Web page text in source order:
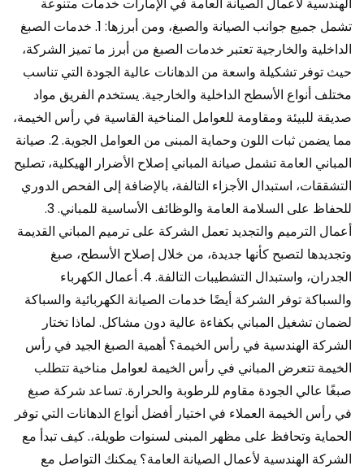
الهندسية لأعمال الصيانة العامة في الإمارات خدمات متنوعة
تشمل جميع جوانب الصيانة والصبغ، ومن أبرزها: 1. خدمات الصبغ
الداخلية والخارجية تعتبر خدمات الصبغ من أبرز ما تميز الشركة،
حيث توفر تشكيلة واسعة من الدهانات عالية الجودة التي تناسب
مختلف أنواع الأسطح الداخلية والخارجية. يستخدم الفريق مواد
صديقة للبيئة ومقاومة للعوامل المناخية القاسية في رأس الخيمة،
مما يضمن ثبات اللون وحماية المبنى من العوامل الجوية. 2. صيانة
المباني العامة تشمل صيانة المباني إصلاح الأضرار الهيكلية، تصليح
التشققات، استبدال الأجزاء التالفة، بالإضافة إلى الفحص الدوري
للحفاظ على السلامة العامة والوظائف الأساسية للمباني. 3.
أعمال الترميم والتجديد تعمل الشركة على ترميم المباني القديمة
وتجديدها لتصبح كأنها جديدة، من خلال إصلاح الأسطح، صبغ
الجدران، واستبدال التشطيبات التالفة. 4. أعمال الكهرباء
والسباكة توفر الشركة أيضًا خدمات الصيانة الكهربائية والسباكة
لضمان تشغيل المباني بكفاءة عالية دون مشاكل. لماذا تختار
الشركة الهندسية في رأس الخيمة؟ أهمية الصبغ الجيد في رأس
الخيمة تتعرض المباني في رأس الخيمة لعوامل مناخية تتطلب
صبغًا عالي الجودة مقاوم للرطوبة والحرارة. تساعد شركة صبغ
في رأس الخيمة العملاء في اختيار أفضل أنواع الدهانات التي توفر
الحماية وتحافظ على مظهر المبنى لسنوات طويلة،. كيف تبدأ مع
الشركة الهندسية لأعمال الصيانة العامة؟ يمكنك التواصل مع